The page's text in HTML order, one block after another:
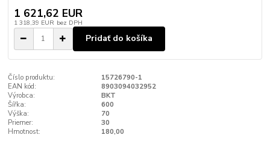
1 621,62 EUR
1 318,39 EUR bez DPH
Pridať do košíka
Číslo produktu:
15726790-1
EAN kód:
8903094032952
Výrobca:
BKT
Šířka:
600
Výška:
70
Priemer:
30
Hmotnost:
180,00